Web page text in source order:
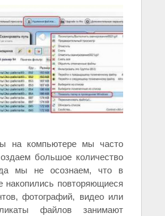
на компьютере мы часто
большое количество
мы не осознаем, что в
накопились повторяющиеся
фотографий, видео или
файлов занимают